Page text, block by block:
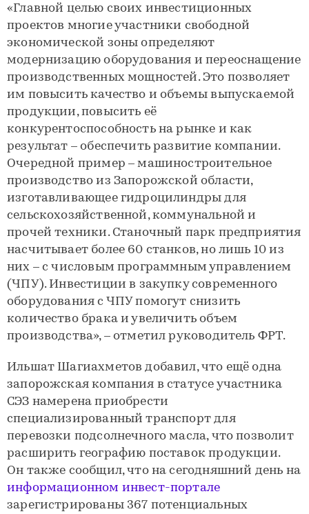
«Главной целью своих инвестиционных
проектов многие участники свободной
экономической зоны определяют
модернизацию оборудования и переоснащение
производственных мощностей. Это позволяет
им повысить качество и объемы выпускаемой
продукции, повысить её
конкурентоспособность на рынке и как
результат – обеспечить развитие компании.
Очередной пример – машиностроительное
производство из Запорожской области,
изготавливающее гидроцилиндры для
сельскохозяйственной, коммунальной и
прочей техники. Станочный парк предприятия
насчитывает более 60 станков, но лишь 10 из
них – с числовым программным управлением
(ЧПУ). Инвестиции в закупку современного
оборудования с ЧПУ помогут снизить
количество брака и увеличить объем
производства», – отметил руководитель ФРТ.
Ильшат Шагиахметов добавил, что ещё одна
запорожская компания в статусе участника
СЭЗ намерена приобрести
специализированный транспорт для
перевозки подсолнечного масла, что позволит
расширить географию поставок продукции.
Он также сообщил, что на сегодняшний день на
информационном инвест-портале
зарегистрированы 367 потенциальных